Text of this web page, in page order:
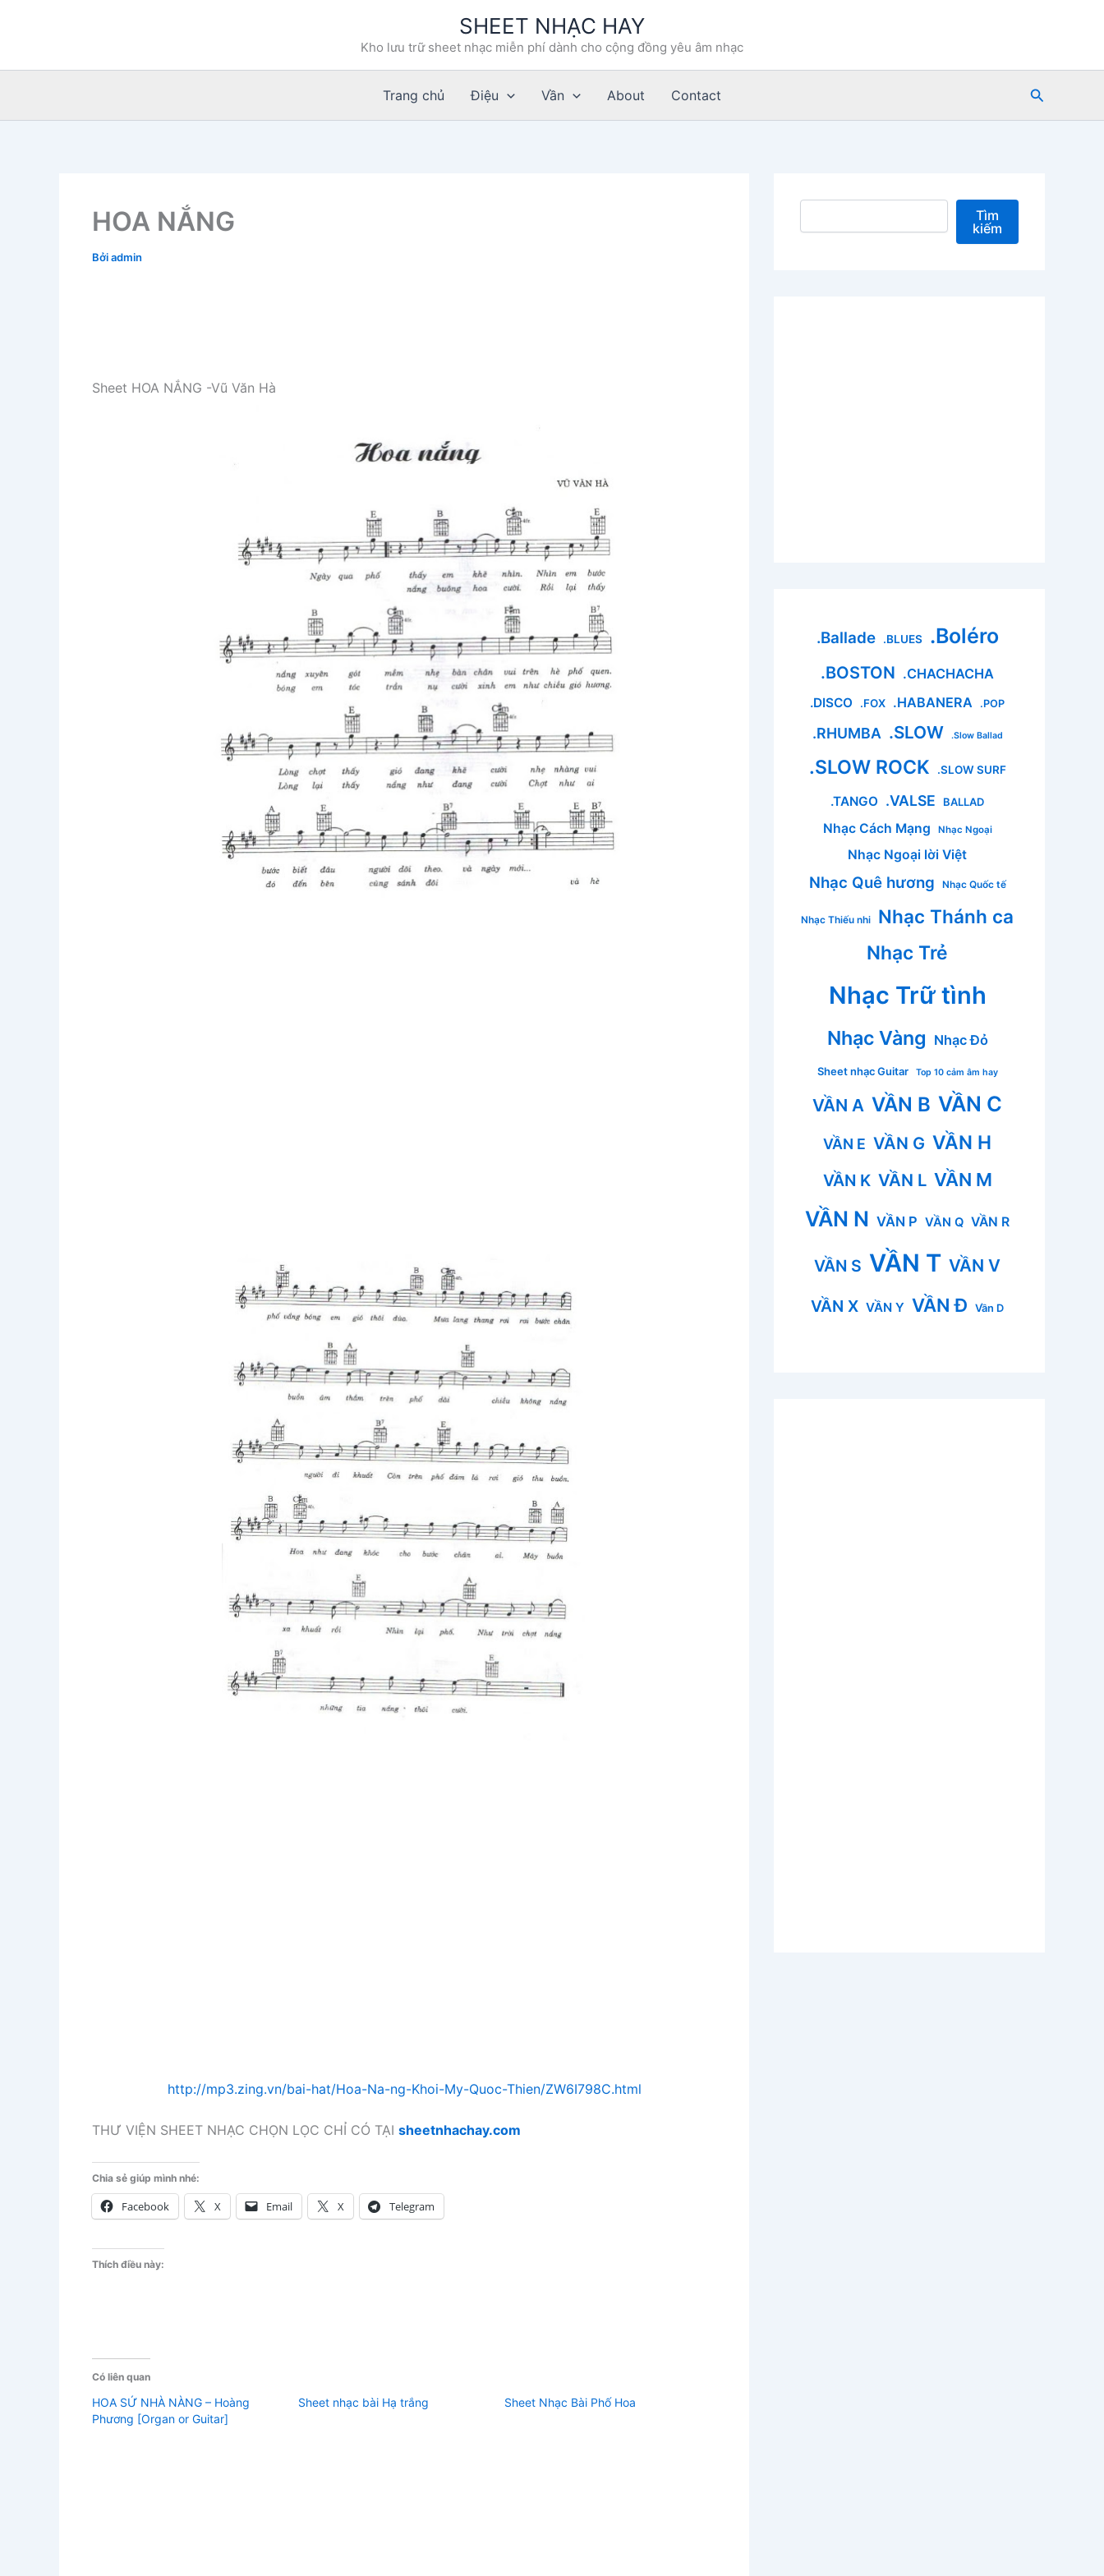
dung
SHEET NHẠC HAY
Kho lưu trữ sheet nhạc miễn phí dành cho cộng đồng yêu âm nhạc
Trang chủ Điệu Vần About Contact
Tìm
HOA NẮNG
Bởiadmin
Sheet HOA NẮNG -Vũ Văn Hà
http://mp3.zing.vn/bai-hat/Hoa-Na-ng-Khoi-My-Quoc-Thien/ZW6I798C.html
THƯ VIỆN SHEET NHẠC CHỌN LỌC CHỈ CÓ TẠI sheetnhachay.com
Chia sẻ giúp mình nhé:
Facebook X Email X Telegram
Thích điều này:
Có liên quan
HOA SỨ NHÀ NÀNG – Hoàng
Phương [Organ or Guitar]
Sheet nhạc bài Hạ trắng Sheet Nhạc Bài Phố Hoa
Tìm kiếm
Tìm
kiếm
.Ballade .BLUES .Boléro
.BOSTON .CHACHACHA
.DISCO .FOX .HABANERA .POP
.RHUMBA .SLOW .Slow Ballad
.SLOW ROCK .SLOW SURF
.TANGO .VALSE BALLAD
Nhạc Cách Mạng Nhạc Ngoại
Nhạc Ngoại lời Việt
Nhạc Quê hương Nhạc Quốc tế
Nhạc Thiếu nhi Nhạc Thánh ca
Nhạc Trẻ
Nhạc Trữ tình
Nhạc Vàng Nhạc Đỏ
Sheet nhạc Guitar Top 10 cảm âm hay
VẦN A VẦN B VẦN C
VẦN E VẦN G VẦN H
VẦN K VẦN L VẦN M
VẦN N VẦN P VẦN Q VẦN R
VẦN S VẦN T VẦN V
VẦN X VẦN Y VẦN Đ Vần D